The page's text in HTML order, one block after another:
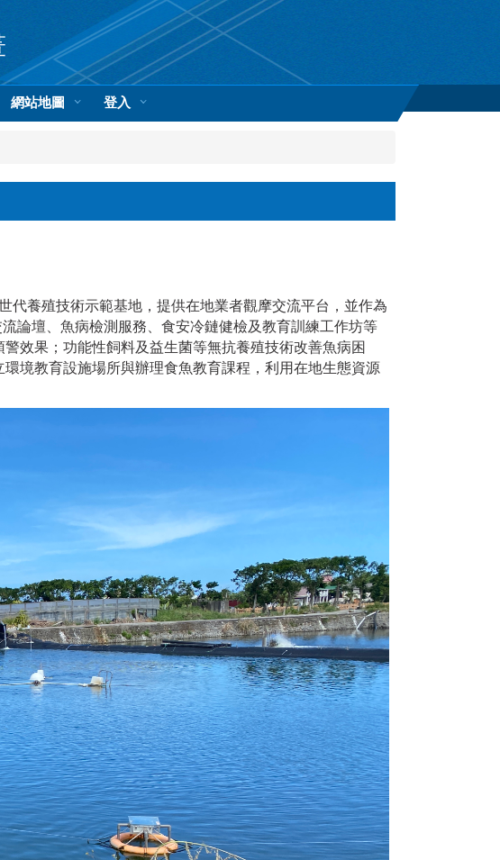
網站地圖 登入
代養殖技術示範基地，提供在地業者觀摩交流平台，並作為
論壇、魚病檢測服務、食安冷鏈健檢及教育訓練工作坊等
效果；功能性飼料及益生菌等無抗養殖技術改善魚病困
境教育設施場所與辦理食魚教育課程，利用在地生態資源